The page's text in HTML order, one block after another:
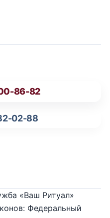
86-82
02-88
«Ваш Ритуал»
Федеральный